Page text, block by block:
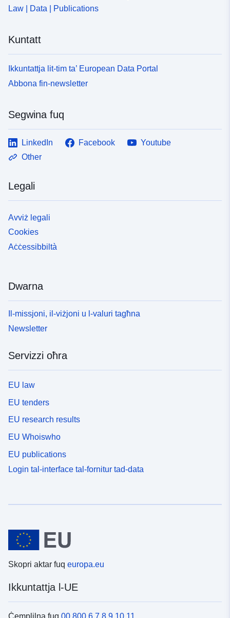
Law | Data | Publications
Kuntatt
Ikkuntattja lit-tim ta’ European Data Portal
Abbona fin-newsletter
Segwina fuq
LinkedIn Facebook
Youtube
Other
Legali
Avviż legali
Cookies
Aċċessibbiltà
Dwarna
Il-missjoni, il-viżjoni u l-valuri tagħna
Newsletter
Servizzi oħra
EU law
EU tenders
EU research results
EU Whoiswho
EU publications
Login tal-interface tal-fornitur tad-data
Skopri aktar fuq europa.eu
Ikkuntattja l-UE